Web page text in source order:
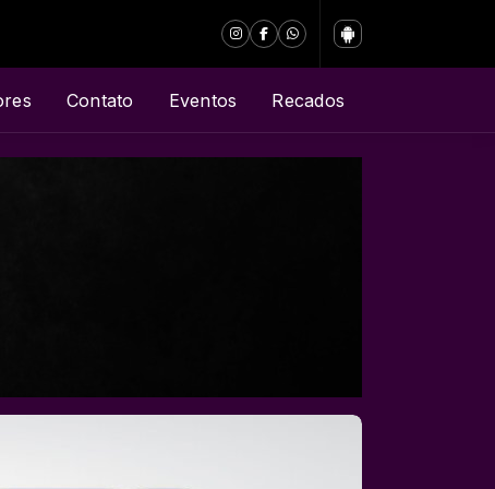
Contato Eventos Recados